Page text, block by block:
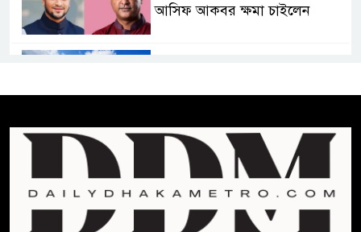
আসিফ আকবর ক্ষমা চাইলেন
প্রথম শ্রেণি ছাড়া অন্য সব শ্রেণিতে
হবে ভর্তি পরীক্ষা: শিক্ষা মন্ত্রণালয়
কাউকে অসম্মান করতে নয়,
জনগনের অধিকার আদায়ে এসেছিঃ